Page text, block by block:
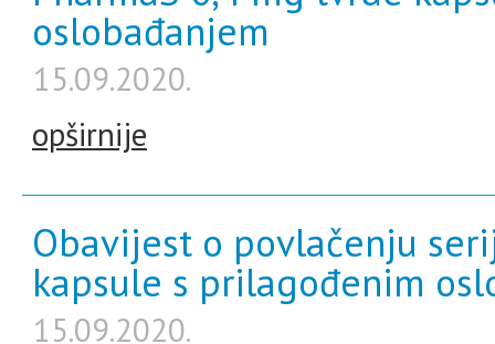
oslobađanjem
15.09.2020.
opširnije
Obavijest o povlačenju
kapsule s prilagođenim
15.09.2020.